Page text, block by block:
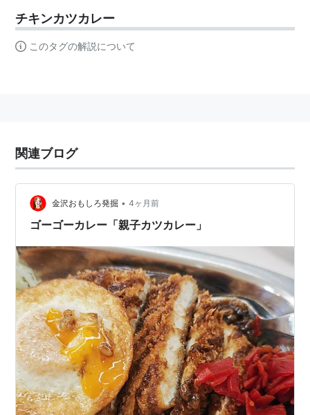
チキンカツカレー
このタグの解説について
関連ブログ
金沢おもしろ発掘 • 4ヶ月前
ゴーゴーカレー「親子カツカレー」